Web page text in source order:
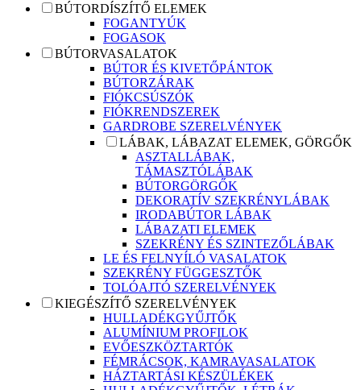
BÚTORDÍSZÍTŐ ELEMEK
FOGANTYÚK
FOGASOK
BÚTORVASALATOK
BÚTOR ÉS KIVETŐPÁNTOK
BÚTORZÁRAK
FIÓKCSÚSZÓK
FIÓKRENDSZEREK
GARDROBE SZERELVÉNYEK
LÁBAK, LÁBAZAT ELEMEK, GÖRGŐK
ASZTALLÁBAK,
TÁMASZTÓLÁBAK
BÚTORGÖRGŐK
DEKORATÍV SZEKRÉNYLÁBAK
IRODABÚTOR LÁBAK
LÁBAZATI ELEMEK
SZEKRÉNY ÉS SZINTEZŐLÁBAK
LE ÉS FELNYÍLÓ VASALATOK
SZEKRÉNY FÜGGESZTŐK
TOLÓAJTÓ SZERELVÉNYEK
KIEGÉSZÍTŐ SZERELVÉNYEK
HULLADÉKGYŰJTŐK
ALUMÍNIUM PROFILOK
EVŐESZKÖZTARTÓK
FÉMRÁCSOK, KAMRAVASALATOK
HÁZTARTÁSI KÉSZÜLÉKEK